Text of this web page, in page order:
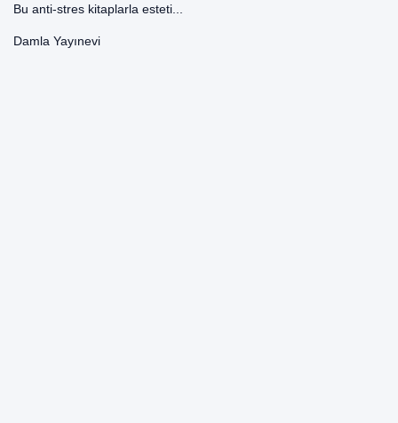
Bu anti-stres kitaplarla esteti...
Damla Yayınevi